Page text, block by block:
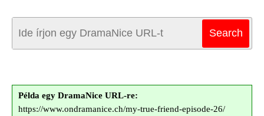
Példa egy DramaNice URL-re:
https://www.ondramanice.ch/my-true-friend-episode-26/